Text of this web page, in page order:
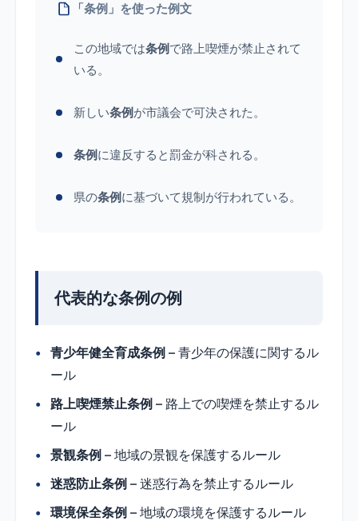
「条例」を使った例文
この地域では条例で路上喫煙が禁止されて
いる。
新しい条例が市議会で可決された。
条例に違反すると罰金が科される。
県の条例に基づいて規制が行われている。
代表的な条例の例
青少年健全育成条例 – 青少年の保護に関するル
ール
路上喫煙禁止条例 – 路上での喫煙を禁止するル
ール
景観条例 – 地域の景観を保護するルール
迷惑防止条例 – 迷惑行為を禁止するルール
環境保全条例 – 地域の環境を保護するルール